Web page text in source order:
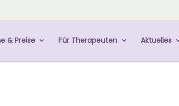
& Preise Für Therapeuten Aktuelles